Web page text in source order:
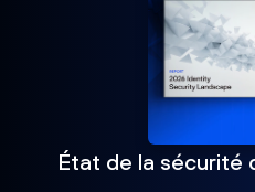
État de la sécurité